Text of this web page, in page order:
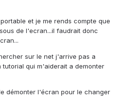
et je me rends compte que
de l'ecran...il faudrait donc
sur le net j'arrive pas a
qui m'aiderait a demonter
démonter l'écran pour le changer